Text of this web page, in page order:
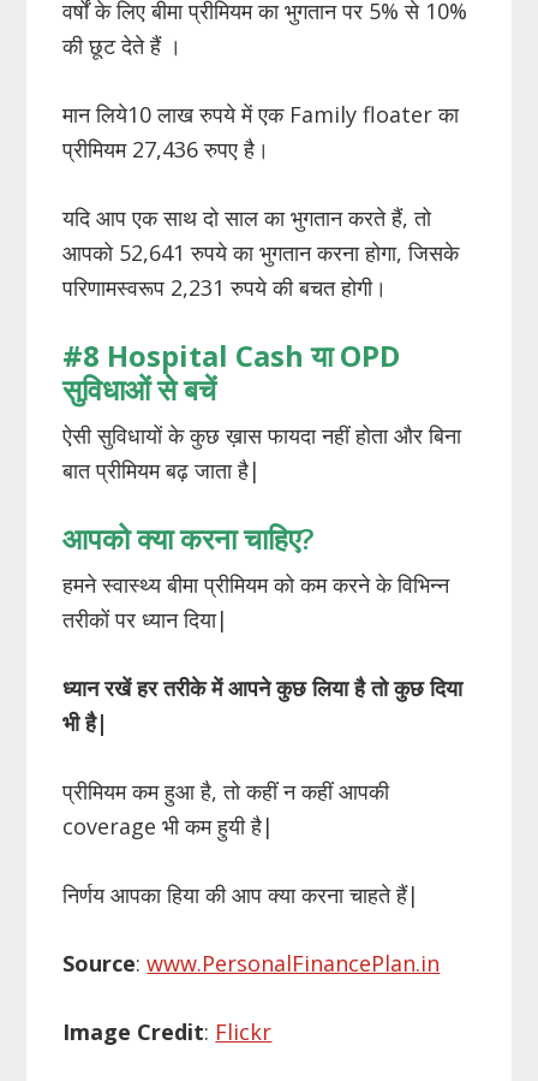
वर्षों के लिए बीमा प्रीमियम का भुगतान पर 5% से 10%
की छूट देते हैं ।
मान लिये10 लाख रुपये में एक Family floater का
प्रीमियम 27,436 रुपए है।
यदि आप एक साथ दो साल का भुगतान करते हैं, तो
आपको 52,641 रुपये का भुगतान करना होगा, जिसके
परिणामस्वरूप 2,231 रुपये की बचत होगी।
#8 Hospital Cash या OPD
सुविधाओंसेबचें
ऐसी सुविधायों के कुछ ख़ास फायदा नहीं होता और बिना
बात प्रीमियम बढ़ जाता है|
आपको क्या करना चाहिए?
हमने स्वास्थ्य बीमा प्रीमियम को कम करने के विभिन्न
तरीकों पर ध्यान दिया|
ध्यान रखें हर तरीके में आपने कुछ लिया है तो कुछ दिया
भी है|
प्रीमियम कम हुआ है, तो कहीं न कहीं आपकी
coverage भी कम हुयी है|
निर्णय आपका हिया की आप क्या करना चाहते हैं|
Source:www.PersonalFinancePlan.in
Image Credit: Flickr